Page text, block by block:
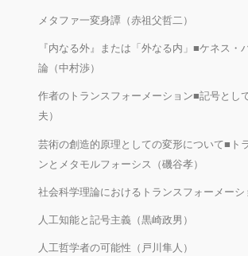
メタファ一変身譚（赤祖父哲二）
『内なる外』または「外なる内」■ケネス・
論（中村渉）
作者のトランスフォーメーション■記号とし
夫）
芸術の創造的原理としての変形について■ト
ンとメタモルフォーシス（磯谷孝）
社会科学理論におけるトランスフォーメーシ
人工知能と記号主義（黒崎政男）
人工哲学者の可能性（戸川隼人）